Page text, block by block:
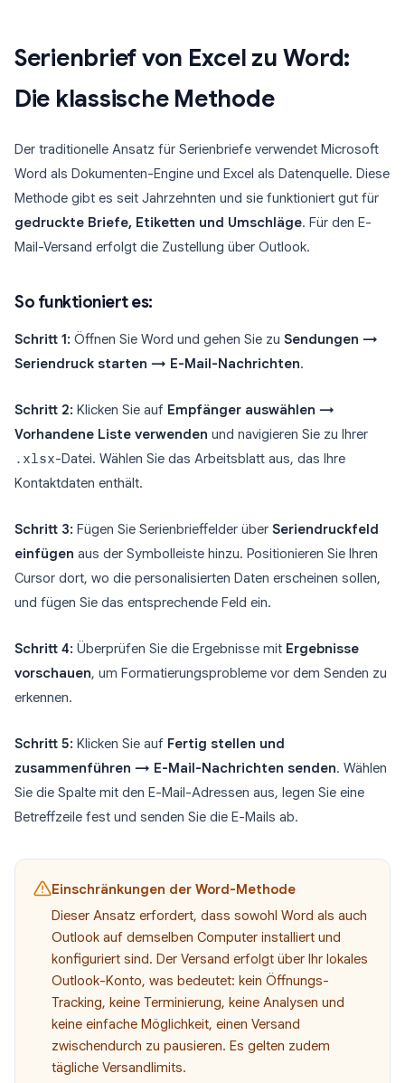
Serienbrief von Excel zu Word:
Die klassische Methode
Der traditionelle Ansatz für Serienbriefe verwendet Microsoft
Word als Dokumenten-Engine und Excel als Datenquelle. Diese
Methode gibt es seit Jahrzehnten und sie funktioniert gut für
gedruckte Briefe, Etiketten und Umschläge. Für den E-
Mail-Versand erfolgt die Zustellung über Outlook.
So funktioniert es:
Schritt 1: Öffnen Sie Word und gehen Sie zu Sendungen →
Seriendruck starten → E-Mail-Nachrichten.
Schritt 2: Klicken Sie auf Empfänger auswählen →
Vorhandene Liste verwenden und navigieren Sie zu Ihrer
.xlsx-Datei. Wählen Sie das Arbeitsblatt aus, das Ihre
Kontaktdaten enthält.
Schritt 3: Fügen Sie Serienbrieffelder über Seriendruckfeld
einfügen aus der Symbolleiste hinzu. Positionieren Sie Ihren
Cursor dort, wo die personalisierten Daten erscheinen sollen,
und fügen Sie das entsprechende Feld ein.
Schritt 4: Überprüfen Sie die Ergebnisse mit Ergebnisse
vorschauen, um Formatierungsprobleme vor dem Senden zu
erkennen.
Schritt 5: Klicken Sie auf Fertig stellen und
zusammenführen → E-Mail-Nachrichten senden. Wählen
Sie die Spalte mit den E-Mail-Adressen aus, legen Sie eine
Betreffzeile fest und senden Sie die E-Mails ab.
Einschränkungen der Word-Methode
Dieser Ansatz erfordert, dass sowohl Word als auch
Outlook auf demselben Computer installiert und
konfiguriert sind. Der Versand erfolgt über Ihr lokales
Outlook-Konto, was bedeutet: kein Öffnungs-
Tracking, keine Terminierung, keine Analysen und
keine einfache Möglichkeit, einen Versand
zwischendurch zu pausieren. Es gelten zudem
tägliche Versandlimits.